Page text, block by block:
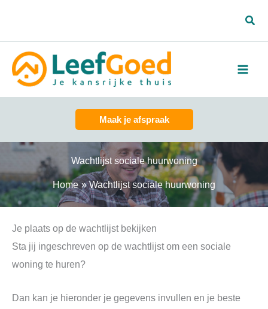
de
inhoud
Maak je afspraak
Wachtlijst sociale huurwoning
Home Wachtlijst sociale huurwoning
Je plaats op de wachtlijst bekijken
Sta jij ingeschreven op de wachtlijst om een sociale
woning te huren?
Dan kan je hieronder je gegevens invullen en je beste